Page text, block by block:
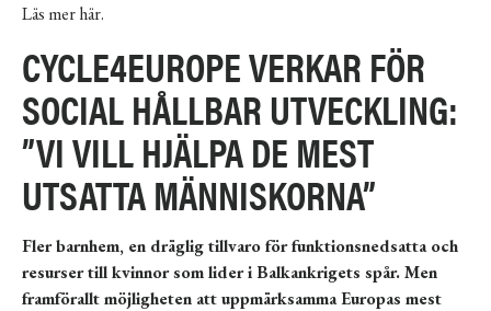
Läs mer här.
CYCLE4EUROPE VERKAR FÖR
SOCIAL HÅLLBAR UTVECKLING:
”VI VILL HJÄLPA DE MEST
UTSATTA MÄNNISKORNA”
Fler barnhem, en dräglig tillvaro för funktionsnedsatta och
resurser till kvinnor som lider i Balkankrigets spår. Men
framförallt möjligheten att uppmärksamma Europas mest